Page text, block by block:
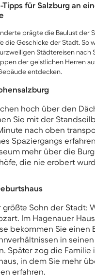
Tipps für Salzburg an
prägte die Baulust der
die Geschicke der Stadt. So
Städtereisen nach
der geistlichen Herren
entdecken.
hoch über den
Sie mit der
nach oben
Spaziergangs
mehr über die
die nie erobert
größte Sohn der Stadt:
Im Hagenauer
bekommen Sie einen
in
Später zog die Familie
in dem Sie mehr
erfahren.